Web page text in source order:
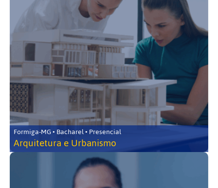
Formiga-MG • Bacharel • Presencial
Arquitetura e Urbanismo